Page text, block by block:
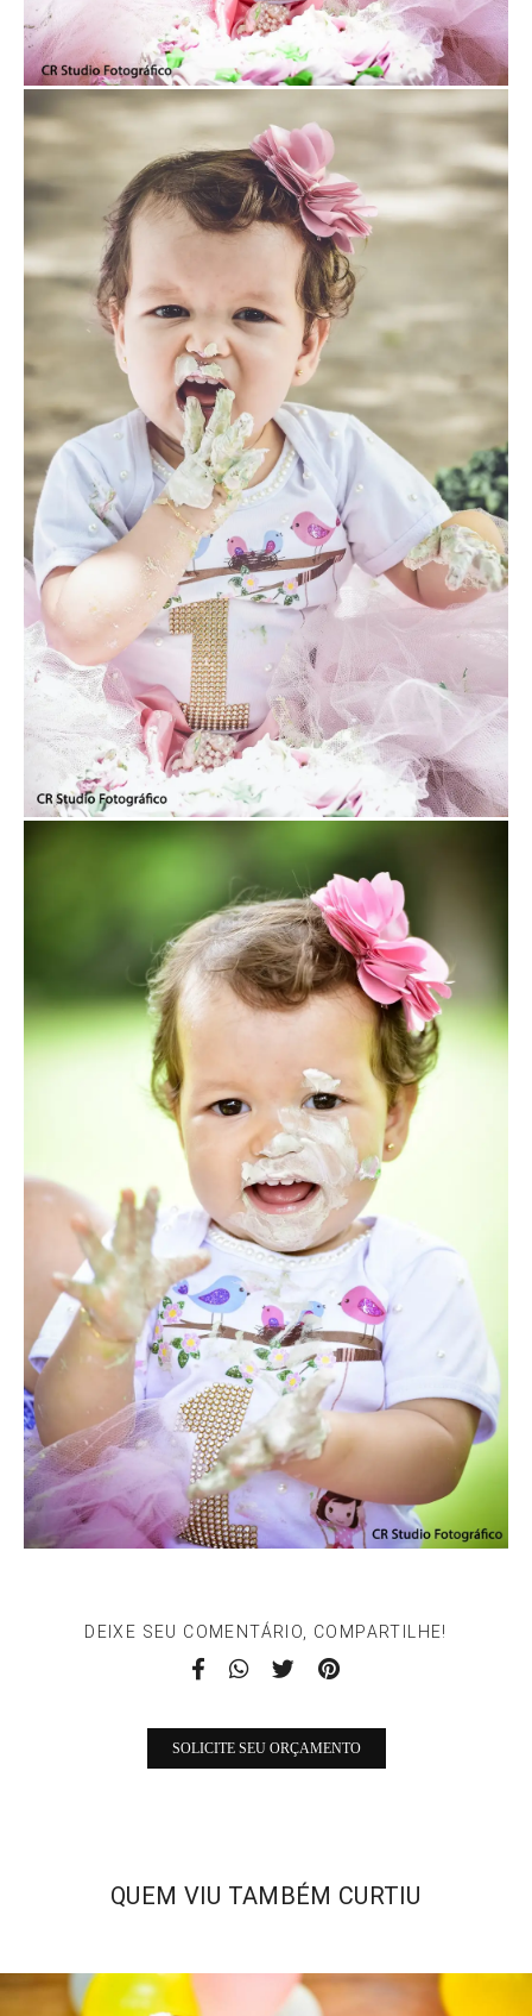
DEIXE SEU COMENTÁRIO, COMPARTILHE!
SOLICITE SEU ORÇAMENTO
QUEM VIU TAMBÉM CURTIU